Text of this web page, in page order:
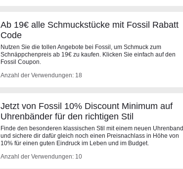
Ab 19€ alle Schmuckstücke mit Fossil Rabatt
Code
Nutzen Sie die tollen Angebote bei Fossil, um Schmuck zum
Schnäppchenpreis ab 19€ zu kaufen. Klicken Sie einfach auf den
Fossil Coupon.
Anzahl der Verwendungen: 18
Jetzt von Fossil 10% Discount Minimum auf
Uhrenbänder für den richtigen Stil
Finde den besonderen klassischen Stil mit einem neuen Uhrenband
und sichere dir dafür gleich noch einen Preisnachlass in Höhe von
10% für einen guten Eindruck im Leben und im Budget.
Anzahl der Verwendungen: 10